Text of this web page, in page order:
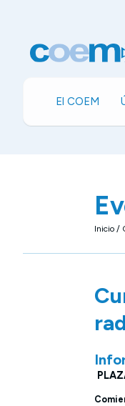
El COEM
Inicio /